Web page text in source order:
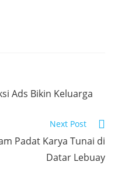
Ads Bikin Keluarga
Next Post
Padat Karya Tunai di
Datar Lebuay